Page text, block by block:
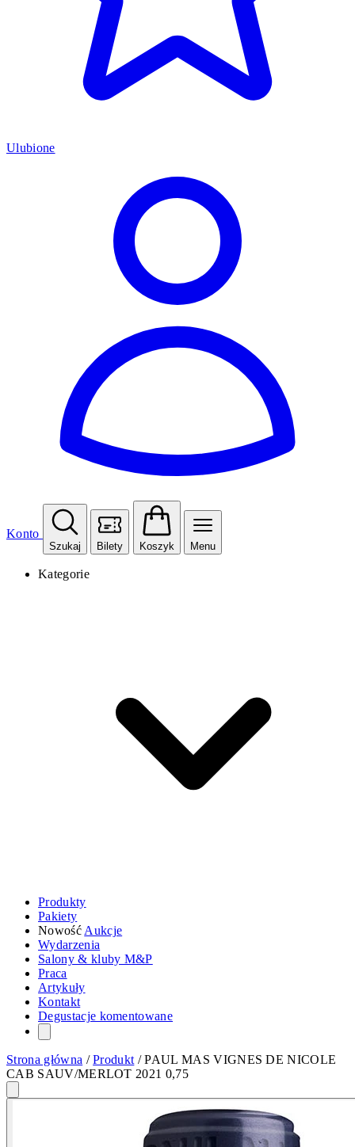
Ulubione
Konto
Szukaj Bilety Koszyk Menu
Kategorie
Produkty
Pakiety
Nowość Aukcje
Wydarzenia
Salony & kluby M&P
Praca
Artykuły
Kontakt
Degustacje komentowane
Strona główna /Produkt /PAUL MAS VIGNES DE NICOLE
CAB SAUV/MERLOT 2021 0,75